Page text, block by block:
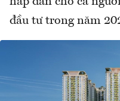
đầu tư trong năm